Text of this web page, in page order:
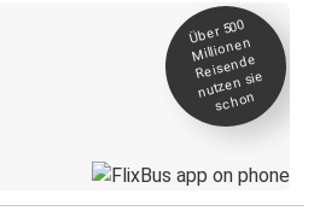
Über 500
Millionen
Reisende
nutzen sie
schon